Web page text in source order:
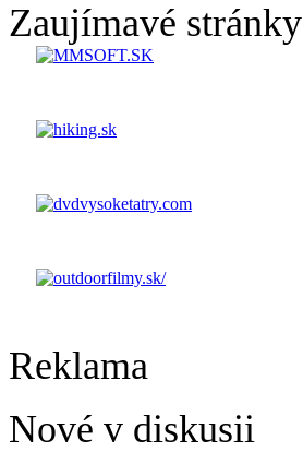
Zaujímavé stránky
Reklama
Nové v diskusii